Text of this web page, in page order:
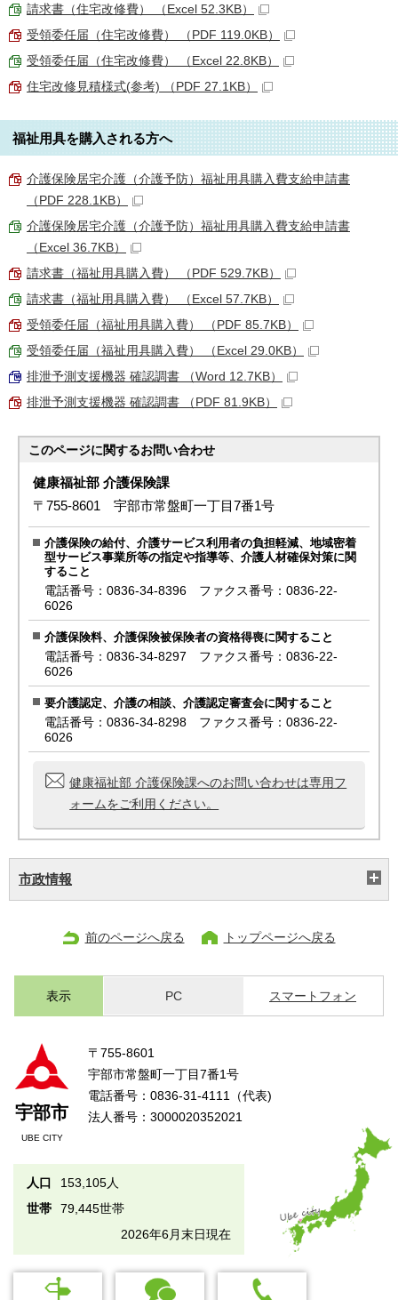
請求書（住宅改修費） （Excel 52.3KB）
受領委任届（住宅改修費） （PDF 119.0KB）
受領委任届（住宅改修費） （Excel 22.8KB）
住宅改修見積様式(参考) （PDF 27.1KB）
福祉用具を購入される方へ
介護保険居宅介護（介護予防）福祉用具購入費支給申請書
（PDF 228.1KB）
介護保険居宅介護（介護予防）福祉用具購入費支給申請書
（Excel 36.7KB）
請求書（福祉用具購入費） （PDF 529.7KB）
請求書（福祉用具購入費） （Excel 57.7KB）
受領委任届（福祉用具購入費） （PDF 85.7KB）
受領委任届（福祉用具購入費） （Excel 29.0KB）
排泄予測支援機器 確認調書 （Word 12.7KB）
排泄予測支援機器 確認調書 （PDF 81.9KB）
このページに関するお問い合わせ
健康福祉部 介護保険課
〒755-8601 宇部市常盤町一丁目7番1号
介護保険の給付、介護サービス利用者の負担軽減、地域密着
型サービス事業所等の指定や指導等、介護人材確保対策に関
すること
電話番号：0836-34-8396 ファクス番号：0836-22-
6026
介護保険料、介護保険被保険者の資格得喪に関すること
電話番号：0836-34-8297 ファクス番号：0836-22-
6026
要介護認定、介護の相談、介護認定審査会に関すること
電話番号：0836-34-8298 ファクス番号：0836-22-
6026
健康福祉部 介護保険課へのお問い合わせは専用フ
ォームをご利用ください。
市政情報
前のページへ戻る トップページへ戻る
表示 PC スマートフォン
宇部市
UBE CITY
〒755-8601
宇部市常盤町一丁目7番1号
電話番号：0836-31-4111（代表)
法人番号：3000020352021
人口
153,105人
世帯
79,445世帯
2026年6月末日現在